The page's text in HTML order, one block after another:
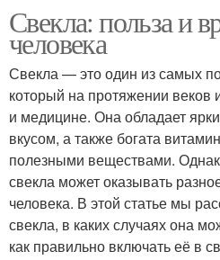
Свекла: польза и
человека
Свекла — это один из самых
который на протяжении веков
и медицине. Она обладает
вкусом, а также богата
полезными веществами.
свекла может оказывать
человека. В этой статье мы
свекла, в каких случаях она
как правильно включать её в